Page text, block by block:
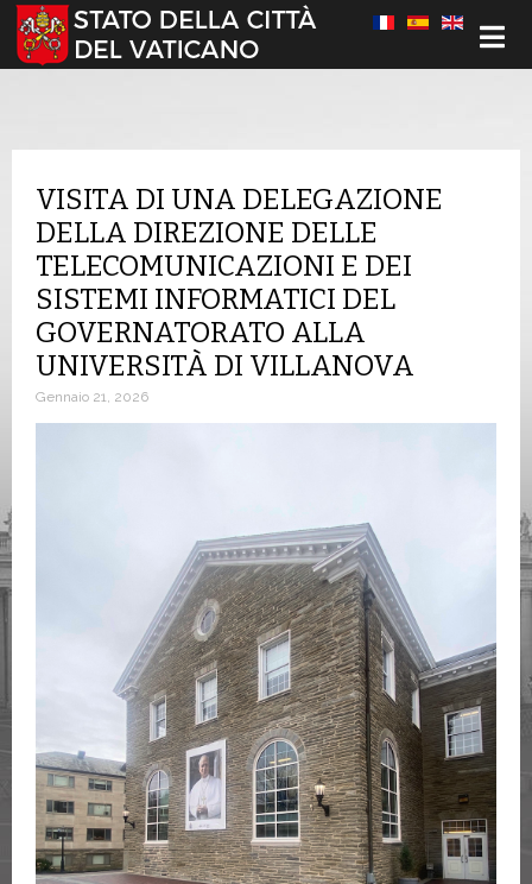
Seleziona la tua lingua
VISITA DI UNA DELEGAZIONE
DELLA DIREZIONE DELLE
TELECOMUNICAZIONI E DEI
SISTEMI INFORMATICI DEL
GOVERNATORATO ALLA
UNIVERSITÀ DI VILLANOVA
Gennaio 21, 2026